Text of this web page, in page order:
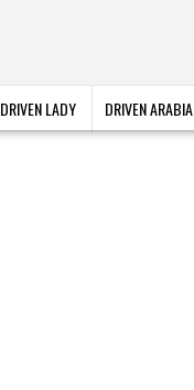
DRIVEN LADY DRIVEN ARABIA